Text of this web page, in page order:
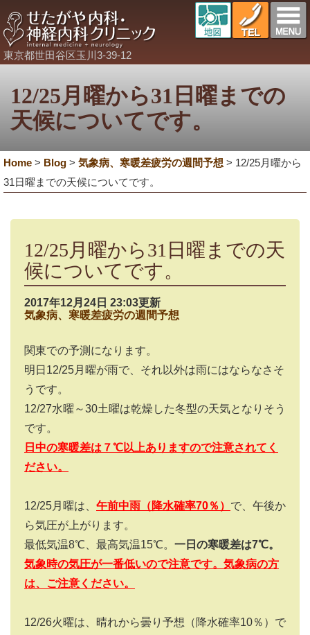
東京都世田谷区玉川3-39-12
12/25月曜から31日曜までの
天候についてです。
Home > Blog > 気象病、寒暖差疲労の週間予想 > 12/25月曜から
31日曜までの天候についてです。
12/25月曜から31日曜までの天
候についてです。
2017年12月24日 23:03更新
気象病、寒暖差疲労の週間予想
関東での予測になります。
明日12/25月曜が雨で、それ以外は雨にはならなさそ
うです。
12/27水曜～30土曜は乾燥した冬型の天気となりそう
です。
日中の寒暖差は７℃以上ありますので注意されてく
ださい。
12/25月曜は、 午前中雨（降水確率70％） で、午後か
ら気圧が上がります。
最低気温8℃、最高気温15℃。 一日の寒暖差は7℃。
気象時の気圧が一番低いので注意です。気象病の方
は、ご注意ください。
12/26火曜は、晴れから曇り予想（降水確率10％）で